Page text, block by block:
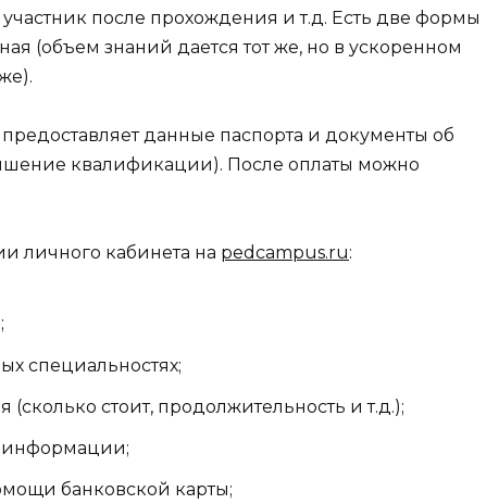
после прохождения и т.д. Есть две формы
(объем знаний дается тот же, но в ускоренном
данные паспорта и документы об
квалификации). После оплаты можно
личного кабинета на pedcampus.ru:
специальностях;
стоит, продолжительность и т.д.);
информации;
банковской карты;